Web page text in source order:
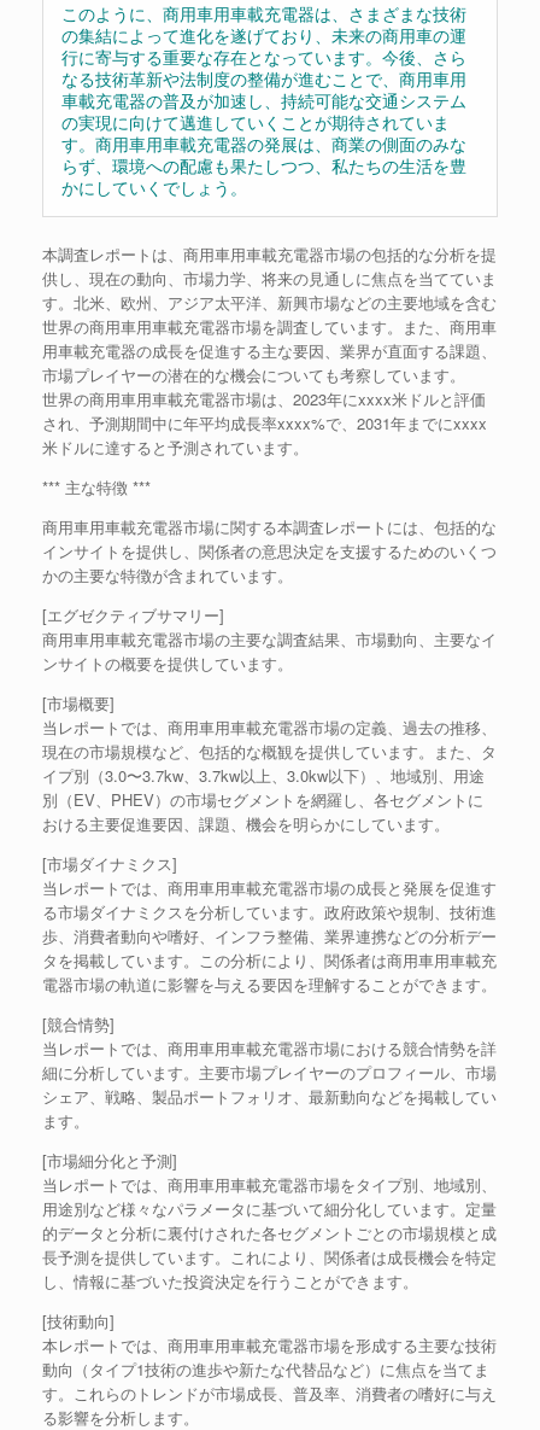
このように、商用車用車載充電器は、さまざまな技術
の集結によって進化を遂げており、未来の商用車の運
行に寄与する重要な存在となっています。今後、さら
なる技術革新や法制度の整備が進むことで、商用車用
車載充電器の普及が加速し、持続可能な交通システム
の実現に向けて邁進していくことが期待されていま
す。商用車用車載充電器の発展は、商業の側面のみな
らず、環境への配慮も果たしつつ、私たちの生活を豊
かにしていくでしょう。
本調査レポートは、商用車用車載充電器市場の包括的な分析を提
供し、現在の動向、市場力学、将来の見通しに焦点を当てていま
す。北米、欧州、アジア太平洋、新興市場などの主要地域を含む
世界の商用車用車載充電器市場を調査しています。また、商用車
用車載充電器の成長を促進する主な要因、業界が直面する課題、
市場プレイヤーの潜在的な機会についても考察しています。
世界の商用車用車載充電器市場は、2023年にxxxx米ドルと評価
され、予測期間中に年平均成長率xxxx%で、2031年までにxxxx
米ドルに達すると予測されています。
*** 主な特徴 ***
商用車用車載充電器市場に関する本調査レポートには、包括的な
インサイトを提供し、関係者の意思決定を支援するためのいくつ
かの主要な特徴が含まれています。
[エグゼクティブサマリー]
商用車用車載充電器市場の主要な調査結果、市場動向、主要なイ
ンサイトの概要を提供しています。
[市場概要]
当レポートでは、商用車用車載充電器市場の定義、過去の推移、
現在の市場規模など、包括的な概観を提供しています。また、タ
イプ別（3.0〜3.7kw、3.7kw以上、3.0kw以下）、地域別、用途
別（EV、PHEV）の市場セグメントを網羅し、各セグメントに
おける主要促進要因、課題、機会を明らかにしています。
[市場ダイナミクス]
当レポートでは、商用車用車載充電器市場の成長と発展を促進す
る市場ダイナミクスを分析しています。政府政策や規制、技術進
歩、消費者動向や嗜好、インフラ整備、業界連携などの分析デー
タを掲載しています。この分析により、関係者は商用車用車載充
電器市場の軌道に影響を与える要因を理解することができます。
[競合情勢]
当レポートでは、商用車用車載充電器市場における競合情勢を詳
細に分析しています。主要市場プレイヤーのプロフィール、市場
シェア、戦略、製品ポートフォリオ、最新動向などを掲載してい
ます。
[市場細分化と予測]
当レポートでは、商用車用車載充電器市場をタイプ別、地域別、
用途別など様々なパラメータに基づいて細分化しています。定量
的データと分析に裏付けされた各セグメントごとの市場規模と成
長予測を提供しています。これにより、関係者は成長機会を特定
し、情報に基づいた投資決定を行うことができます。
[技術動向]
本レポートでは、商用車用車載充電器市場を形成する主要な技術
動向（タイプ1技術の進歩や新たな代替品など）に焦点を当てま
す。これらのトレンドが市場成長、普及率、消費者の嗜好に与え
る影響を分析します。